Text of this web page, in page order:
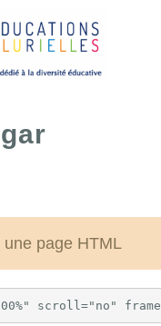
page HTML